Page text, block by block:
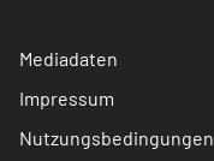
Mediadaten
Impressum
Nutzungsbedingungen